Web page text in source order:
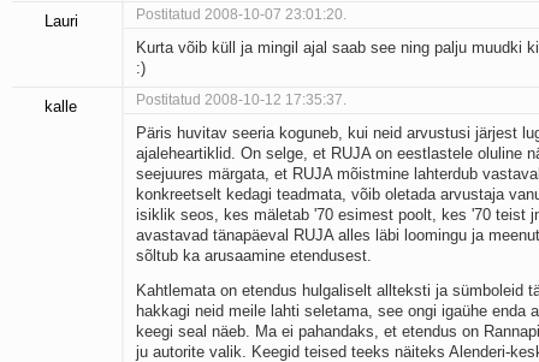
Lauri Postitatud 2008-10-07 23:01:20.
Kurta võib küll ja mingil ajal saab see ning palju muudki
:)
kalle Postitatud 2008-10-12 17:35:37.
Päris huvitav seeria koguneb, kui neid arvustusi järjest
ajaleheartiklid. On selge, et RUJA on eestlastele oluline
seejuures märgata, et RUJA mõistmine lahterdub
konkreetselt kedagi teadmata, võib oletada arvustaja
isiklik seos, kes mäletab '70 esimest poolt, kes '70 teist
avastavad tänapäeval RUJA alles läbi loomingu ja
sõltub ka arusaamine etendusest.
Kahtlemata on etendus hulgaliselt allteksti ja sümboleid
hakkagi neid meile lahti seletama, see ongi igaühe enda
keegi seal näeb. Ma ei pahandaks, et etendus on
ju autorite valik. Keegid teised teeks näiteks Alenderi-